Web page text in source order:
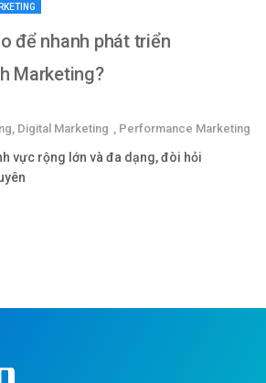
để nhanh phát triển
Marketing?
Digital Marketing Performance Marketing
vực rộng lớn và đa dạng, đòi hỏi